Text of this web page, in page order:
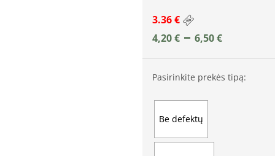
3.36 €
4,20€ – 6,50€
Pasirinkite prekės tipą:
Be defektų